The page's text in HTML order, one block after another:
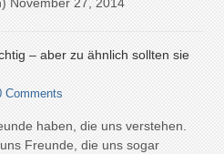
November 27, 2014
– aber zu ähnlich sollten sie
Comments
haben, die uns verstehen.
Freunde, die uns sogar